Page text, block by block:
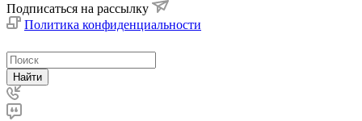
Подписаться на рассылку
Политика конфиденциальности
Найти